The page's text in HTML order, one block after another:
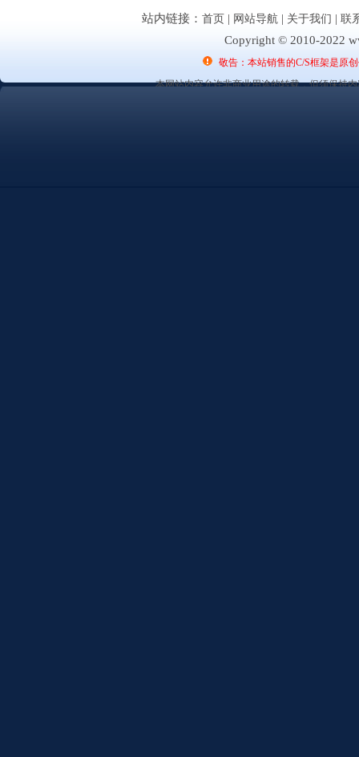
站内链接： 首页 | 网站导航 | 关于我们 | 联
Copyright © 2010-2022
敬告：本站销售的C/S框架是原
本网站内容允许非商业用途的转载，但须保持